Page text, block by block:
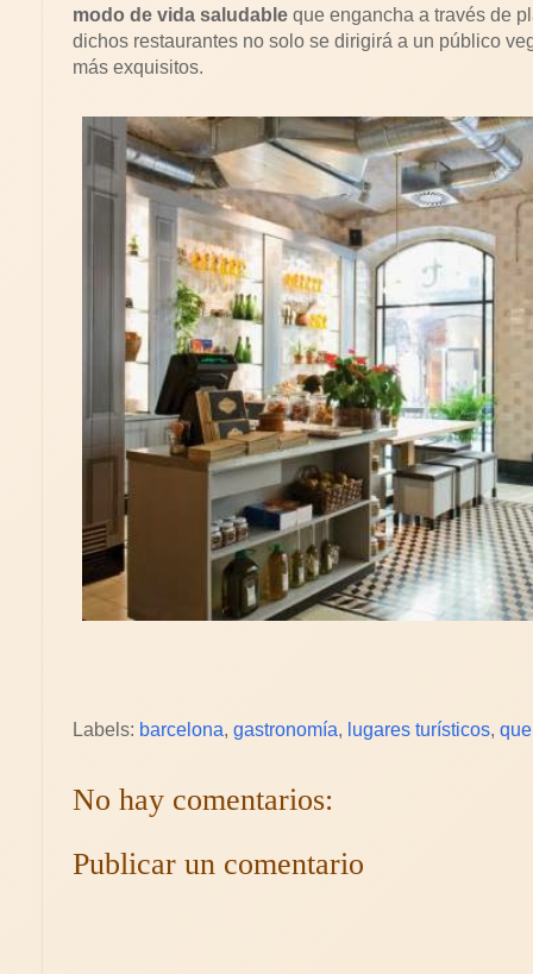
modo de vida saludable que engancha a través de
dichos restaurantes no solo se dirigirá a un público
más exquisitos.
Labels: barcelona, gastronomía, lugares turísticos,
No hay comentarios:
Publicar un comentario